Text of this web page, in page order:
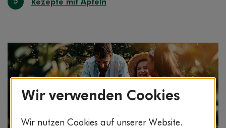
Rezepte mit Äpfeln
Wir verwenden Cookies
Wir nutzen Cookies auf unserer Website.